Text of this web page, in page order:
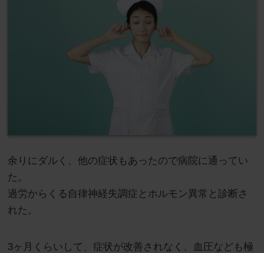
余りにダルく、他の症状もあったので病院に通ってい
た。
過労からくる自律神経失調症とホルモン異常と診断さ
れた。
3ヶ月くらいして、症状が改善されなく、血圧なども極